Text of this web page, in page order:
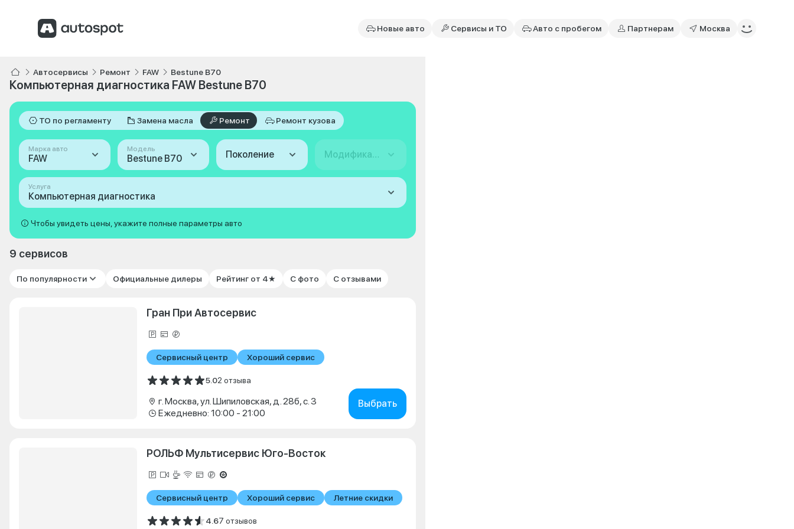
Новые авто Сервисы и ТО Авто с пробегом Партнерам Москва
Автосервисы Ремонт FAW Bestune B70
Компьютерная диагностика FAW Bestune B70
ТО по регламенту Замена масла Ремонт Ремонт кузова
Марка авто
FAW
Модель
Bestune B70 Поколение Модификация
Услуга
Компьютерная диагностика
Чтобы увидеть цены, укажите полные параметры авто
9 сервисов
По популярности Официальные дилеры Рейтинг от 4★ С фото С отзывами
Гран При Автосервис
Сервисный центр Хороший сервис
5.02 отзыва
г. Москва, ул. Шипиловская, д. 28б, с. 3
Ежедневно: 10:00 - 21:00
Выбрать
РОЛЬФ Мультисервис Юго-Восток
Сервисный центр Хороший сервис Летние скидки
4.67 отзывов